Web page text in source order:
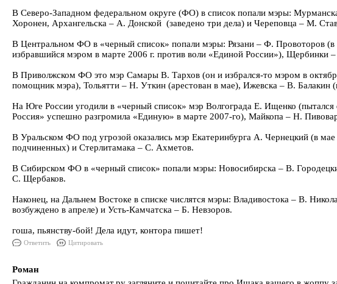
В Северо-Западном федеральном округе (ФО) в список попали мэры:
Хоронен, Архангельска – А. Донской (заведено три дела) и Череповца – М.
В Центральном ФО в «черный список» попали мэры: Рязани – Ф. Провоторов
избравшийся мэром в марте 2006 г. против воли «Единой России»), Щербинки
В Приволжском ФО это мэр Самары В. Тархов (он и избрался-то мэром в
помощник мэра), Толь­ятти – Н. Уткин (арестован в мае), Ижевска – В.
На Юге России угодили в «черный список» мэр Волгограда Е. Ищенко (пытался
Россия» успешно разгромила «Единую» в марте 2007-го), Майкопа – Н.
В Уральском ФО под угрозой оказались мэр Екатеринбурга А. Чернецкий (в
подчиненных) и Стерлитамака – С. Ахметов.
В Сибирском ФО в «черный список» попали мэры: Новосибирска – В.
С. Щербаков.
Наконец, на Дальнем Востоке в списке числятся мэры: Владивостока – В.
возбуждено в апреле) и Усть-Камчатска – Б. Невзоров.
гоша, пьянству-бой! Дела идут, контора пишет!
Ответить Цитировать
Роман